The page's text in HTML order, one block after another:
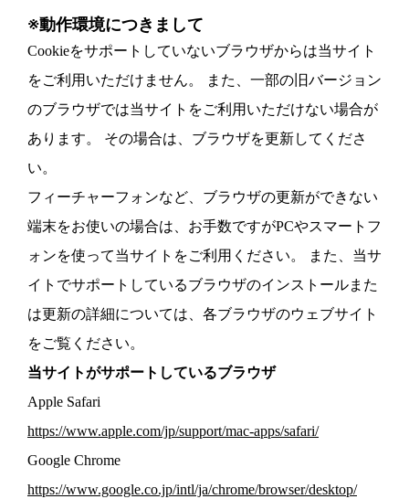
※動作環境につきまして
Cookieをサポートしていないブラウザからは当サイト
をご利用いただけません。
また、一部の旧バージョン
のブラウザでは当サイトをご利用いただけない場合が
あります。
その場合は、ブラウザを更新してくださ
い。
フィーチャーフォンなど、ブラウザの更新ができない
端末をお使いの場合は、 お手数ですがPCやスマートフ
ォンを使って当サイトをご利用ください。
また、当サ
イトでサポートしているブラウザのインストールまた
は更新の詳細については、 各ブラウザのウェブサイト
をご覧ください。
当サイトがサポートしているブラウザ
Apple Safari
https://www.apple.com/jp/support/mac-apps/safari/
Google Chrome
https://www.google.co.jp/intl/ja/chrome/browser/desktop/